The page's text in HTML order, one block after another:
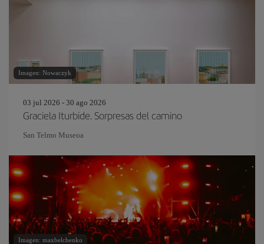
Imagen: Nowaczyk
03 jul 2026 - 30 ago 2026
Graciela Iturbide. Sorpresas del camino
San Telmo Museoa
Imagen: maxbelchenko